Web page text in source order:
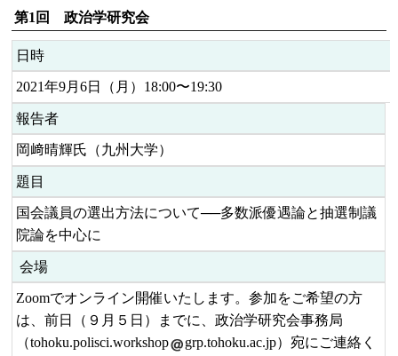
第1回 政治学研究会
日時
2021年9月6日（月）18:00〜19:30
報告者
岡﨑晴輝氏（九州大学）
題目
国会議員の選出方法について──多数派優遇論と抽選制議
院論を中心に
会場
Zoomでオンライン開催いたします。参加をご希望の方
は、前日（９月５日）までに、政治学研究会事務局
（tohoku.polisci.workshop
grp.tohoku.ac.jp）宛にご連絡く